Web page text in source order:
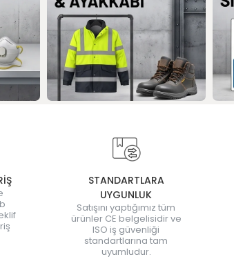
STANDARTLARA
UYGUNLUK
Satışını yaptığımız tüm
ürünler CE belgelisidir ve
ISO iş güvenliği
standartlarına tam
uyumludur.